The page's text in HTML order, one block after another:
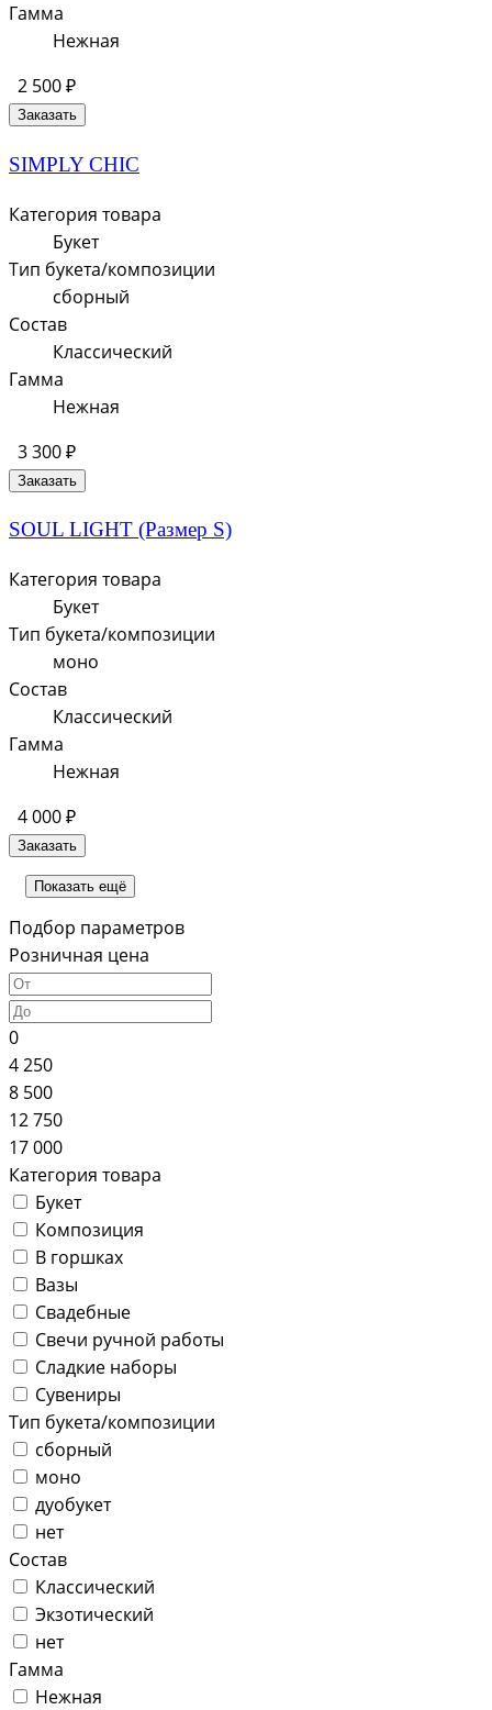
Гамма
Нежная
2 500 ₽
Заказать
SIMPLY CHIC
Категория товара
Букет
Тип букета/композиции
сборный
Состав
Классический
Гамма
Нежная
3 300 ₽
Заказать
SOUL LIGHT (Размер S)
Категория товара
Букет
Тип букета/композиции
моно
Состав
Классический
Гамма
Нежная
4 000 ₽
Заказать
Показать ещё
Подбор параметров
Розничная цена
0
4 250
8 500
12 750
17 000
Категория товара
Букет
Композиция
В горшках
Вазы
Свадебные
Свечи ручной работы
Сладкие наборы
Сувениры
Тип букета/композиции
сборный
моно
дуобукет
нет
Состав
Классический
Экзотический
нет
Гамма
Нежная